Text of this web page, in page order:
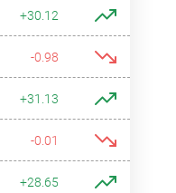
+30.12
-0.98
+31.13
-0.01
+28.65